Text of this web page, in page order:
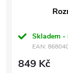
Skladem -
EAN:
849 Kč